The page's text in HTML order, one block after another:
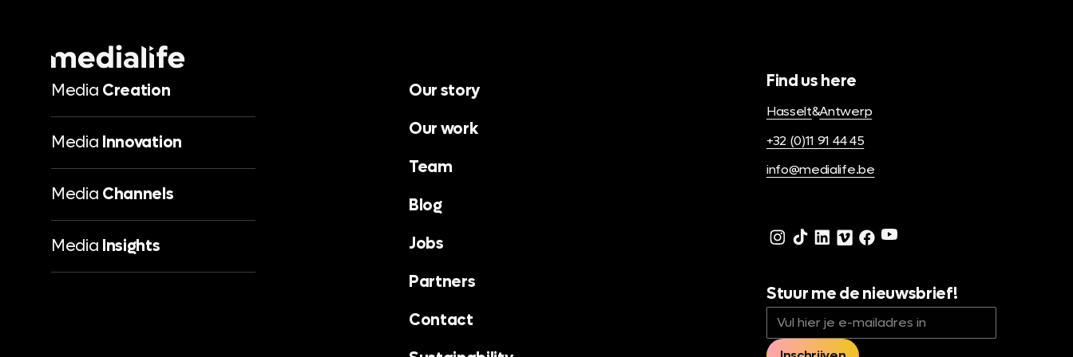
Media Creation
Media Innovation
Media Channels
Media Insights
Our story
Our work
Team
Blog
Jobs
Partners
Contact
Find us here
Hasselt&Antwerp
+32 (0)11 91 44 45
info@medialife.be
Stuur me de nieuwsbrief!